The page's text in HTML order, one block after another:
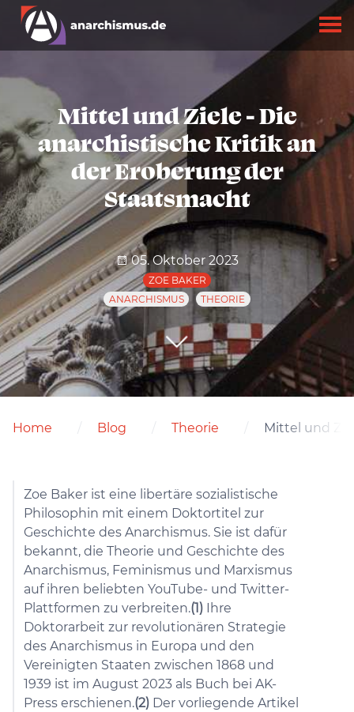
Mittel und Ziele - Die
anarchistische Kritik an
der Eroberung der
Staatsmacht
05. Oktober 2023
ZOE BAKER
ANARCHISMUS
THEORIE
Home Blog Theorie Mittel und
Zoe Baker ist eine libertäre sozialistische
Philosophin mit einem Doktortitel zur
Geschichte des Anarchismus. Sie ist dafür
bekannt, die Theorie und Geschichte des
Anarchismus, Feminismus und Marxismus
auf ihren beliebten YouTube- und Twitter-
Plattformen zu verbreiten.(1) Ihre
Doktorarbeit zur revolutionären Strategie
des Anarchismus in Europa und den
Vereinigten Staaten zwischen 1868 und
1939 ist im August 2023 als Buch bei AK-
Press erschienen.(2) Der vorliegende Artikel